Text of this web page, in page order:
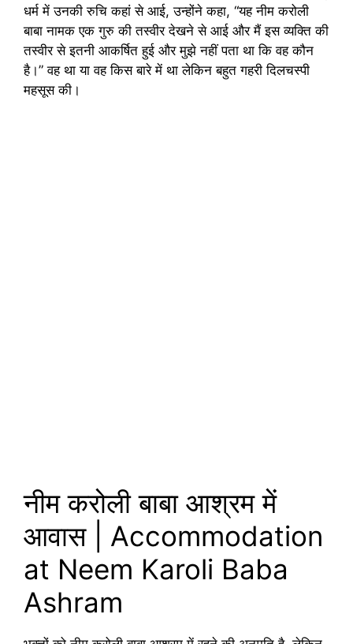
धर्म में उनकी रुचि कहां से आई, उन्होंने कहा, “यह नीम करोली
बाबा नामक एक गुरु की तस्वीर देखने से आई और मैं इस व्यक्ति की
तस्वीर से इतनी आकर्षित हुई और मुझे नहीं पता था कि वह कौन
है।” वह था या वह किस बारे में था लेकिन बहुत गहरी दिलचस्पी
महसूस की।
नीम करोली बाबा आश्रम में
आवास | Accommodation
at Neem Karoli Baba
Ashram